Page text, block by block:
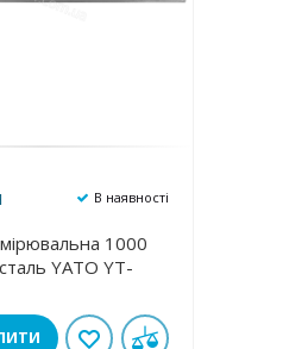
В наявності
1000
YATO YT-